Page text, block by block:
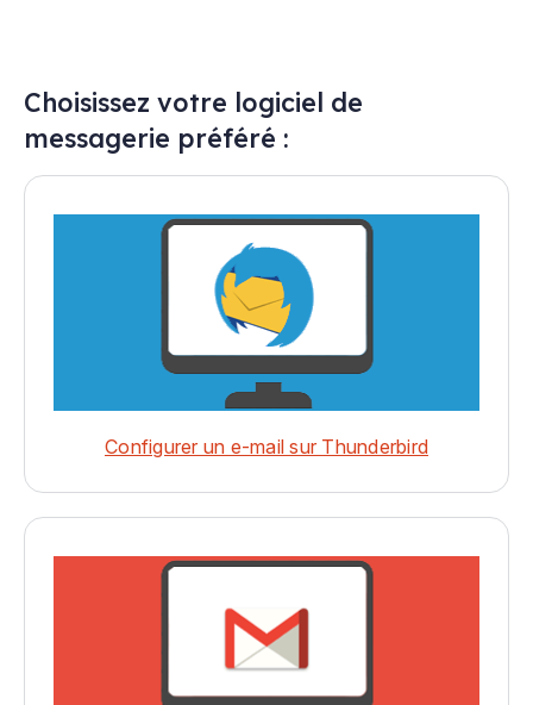
Choisissez votre logiciel de
messagerie préféré :
Configurer un e-mail sur Thunderbird